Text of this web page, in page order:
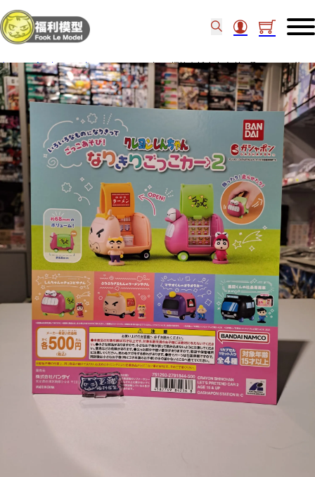
主頁 / 食玩扭蛋 / 扭蛋 / BANDAI 扭蛋 蠟筆小新 角色車 第2彈 Set of 4 (後)